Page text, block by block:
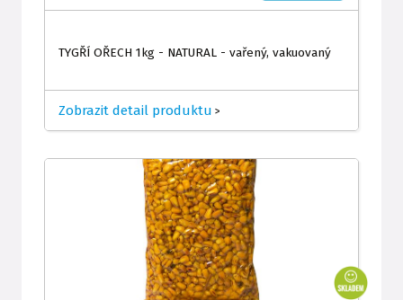
TYGŘÍ OŘECH 1kg - NATURAL - vařený, vakuovaný
Zobrazit detail produktu >